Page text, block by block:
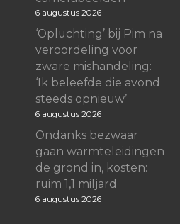
6 augustus 2026
‘Opluchting’ bij Pim na
veroordeling voor
zware mishandeling:
‘Ik beleefde die avond
steeds opnieuw’
6 augustus 2026
Ondanks bezwaar
gaan warmteleidingen
de grond in, kosten:
ruim 1,1 miljard
6 augustus 2026